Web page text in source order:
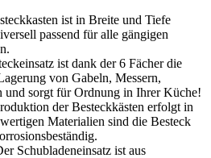
ist in Breite und Tiefe
passend für alle gängigen
ist dank der 6 Fächer die
von Gabeln, Messern,
und sorgt für Ordnung in Ihrer Küche!
der Besteckkästen erfolgt in
Materialien sind die Besteck
Schubladeneinsatz ist aus